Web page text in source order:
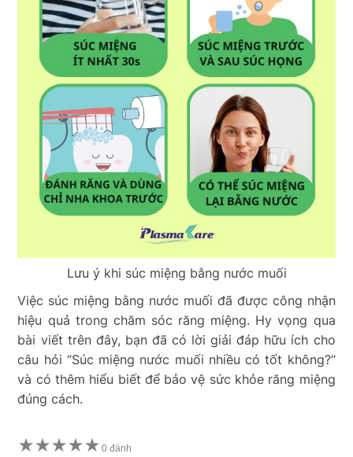
Lưu ý khi súc miệng bằng nước muối
Việc súc miệng bằng nước muối đã được công nhận
hiệu quả trong chăm sóc răng miệng. Hy vọng qua
bài viết trên đây, bạn đã có lời giải đáp hữu ích cho
câu hỏi “Súc miệng nước muối nhiều có tốt không?”
và có thêm hiểu biết để bảo vệ sức khỏe răng miệng
đúng cách.
★★★★★ 0 đánh